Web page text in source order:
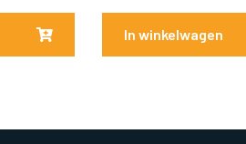
In winkelwagen